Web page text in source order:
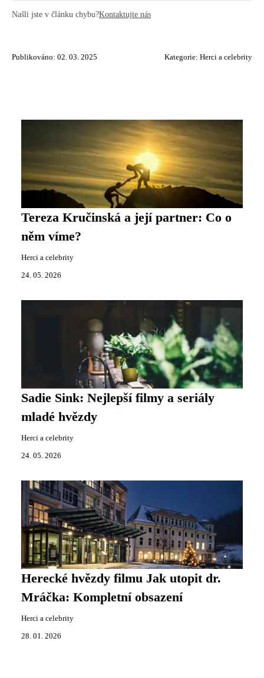
Našli jste v článku chybu?Kontaktujte nás
Publikováno: 02. 03. 2025 Kategorie: Herci a celebrity
Tereza Kručinská a její partner: Co o
něm víme?
Herci a celebrity
24. 05. 2026
Sadie Sink: Nejlepší filmy a seriály
mladé hvězdy
Herci a celebrity
24. 05. 2026
Herecké hvězdy filmu Jak utopit dr.
Mráčka: Kompletní obsazení
Herci a celebrity
28. 01. 2026